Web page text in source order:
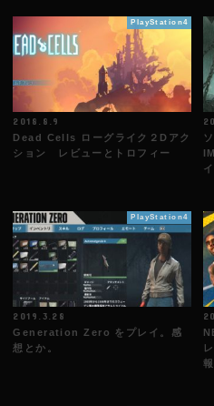
PlayStation4
2018.8.9
Dead Cells ローグライク２Dアク
ション レビューとトロフィー
PlayStation4
2019.3.28
Generation Zero をプレイ。感
想とか。
報